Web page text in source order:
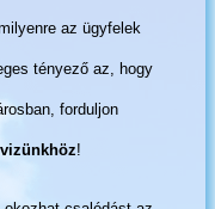
az ügyfelek
tényező az, hogy
forduljon
!